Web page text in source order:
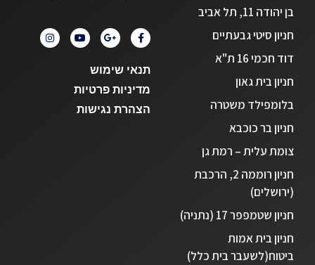
בן יהודה 11, תל אביב
חניון סיטי גבעתיים
דוד חכמי 16 ת"א
חניון בית גאון
בלומפילד משטרה
חניון בר כוכבא
צומת עלית – רמת גן
חניון רוממה 2, הרכבת
(ירושלים)
חניון שטמפפר 17 (נתניה)
חניון בית אמות
ביטוח(לשעבר בית כלל)
תנאי שימוש
מדיניות פרטיות
הצהרת נגישות